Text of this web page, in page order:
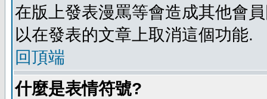
在版上發表漫罵等會造成其他會
以在發表的文章上取消這個功能.
回頂端
什麼是表情符號?